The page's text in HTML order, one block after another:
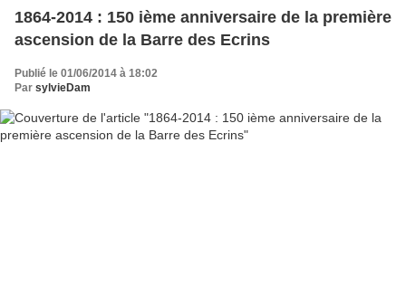
1864-2014 : 150 ième anniversaire de la première
ascension de la Barre des Ecrins
Publié le 01/06/2014 à 18:02
Par sylvieDam